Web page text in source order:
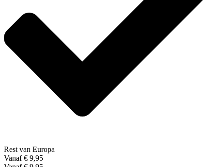
Rest van Europa
Vanaf € 9,95